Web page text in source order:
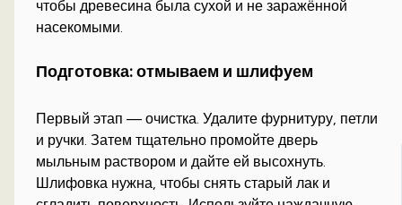
чтобы древесина была сухой и не заражённой
насекомыми.
Подготовка: отмываем и шлифуем
Первый этап — очистка. Удалите фурнитуру, петли
и ручки. Затем тщательно промойте дверь
мыльным раствором и дайте ей высохнуть.
Шлифовка нужна, чтобы снять старый лак и